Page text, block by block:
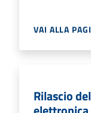
VAI ALLA
Rilascio